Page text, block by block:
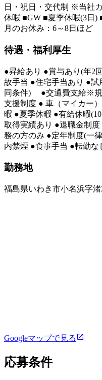
日・祝日・交代制 ※当社
休暇 ■GW ■夏季休暇(3日)
月のお休み：6～8日ほど
待遇・福利厚生
●昇給あり ●賞与あり(年2
故手当 ●住宅手当あり ●試
同条件) ●交通費支給※規
支援制度 ● 車（マイカー
暇 ●夏季休暇 ●有給休暇
取得実績あり ●退職金制
務の方のみ ●定年制度(一
内禁煙 ●食事手当 ●転勤な
勤務地
福島県いわき市小名浜字渚
Googleマップで見る
応募条件